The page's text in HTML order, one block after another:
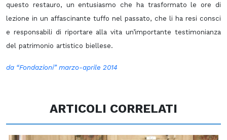
questo restauro, un entusiasmo che ha trasformato le ore di
lezione in un affascinante tuffo nel passato, che li ha resi consci
e responsabili di riportare alla vita un’importante testimonianza
del patrimonio artistico biellese.
da “Fondazioni” marzo-aprile 2014
ARTICOLI CORRELATI